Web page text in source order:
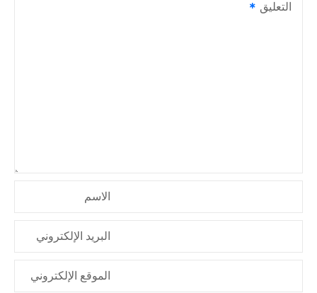
مالتعليق
الاسم
البريد الإلكتروني
الموقع الإلكتروني